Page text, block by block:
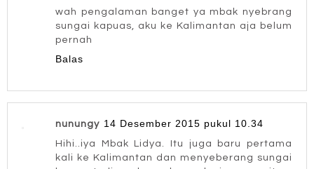
wah pengalaman banget ya mbak nyebrang
sungai kapuas, aku ke Kalimantan aja belum
pernah
Balas
nunungy 14 Desember 2015 pukul 10.34
Hihi..iya Mbak Lidya. Itu juga baru pertama
kali ke Kalimantan dan menyeberang sungai